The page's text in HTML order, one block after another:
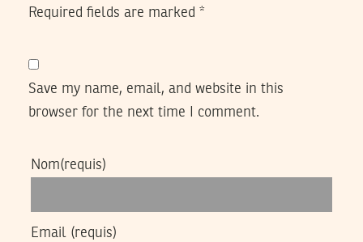
Required fields are marked *
Save my name, email, and website in this
browser for the next time I comment.
Nom(requis)
Email (requis)